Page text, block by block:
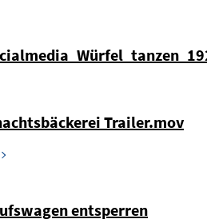
Trailer.mov
entsperren